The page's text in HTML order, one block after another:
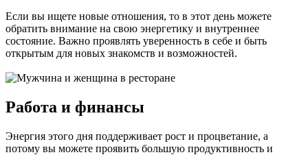
Если вы ищете новые отношения, то в этот день можете
обратить внимание на свою энергетику и внутреннее
состояние. Важно проявлять уверенность в себе и быть
открытым для новых знакомств и возможностей.
Работа и финансы
Энергия этого дня поддерживает рост и процветание, а
потому вы можете проявить большую продуктивность и